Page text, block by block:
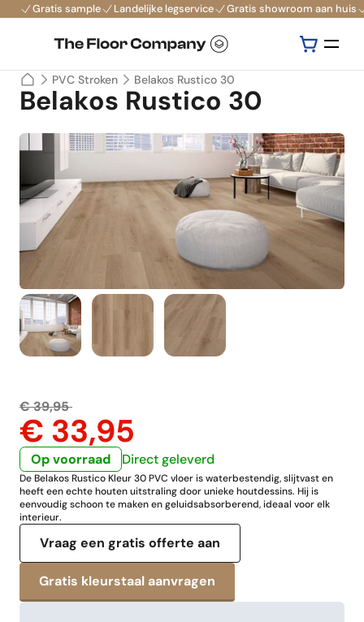
Gratis sample Landelijke legservice Gratis showroom aan huis
PVC Stroken Belakos Rustico 30
Belakos Rustico 30
€ 33,95
€ 39,95
Op voorraad Direct geleverd
De Belakos Rustico Kleur 30 PVC vloer is waterbestendig, slijtvast en
heeft een echte houten uitstraling door unieke houtdessins. Hij is
eenvoudig schoon te maken en geluidsabsorberend, ideaal voor elk
interieur.
Vraag een gratis offerte aan